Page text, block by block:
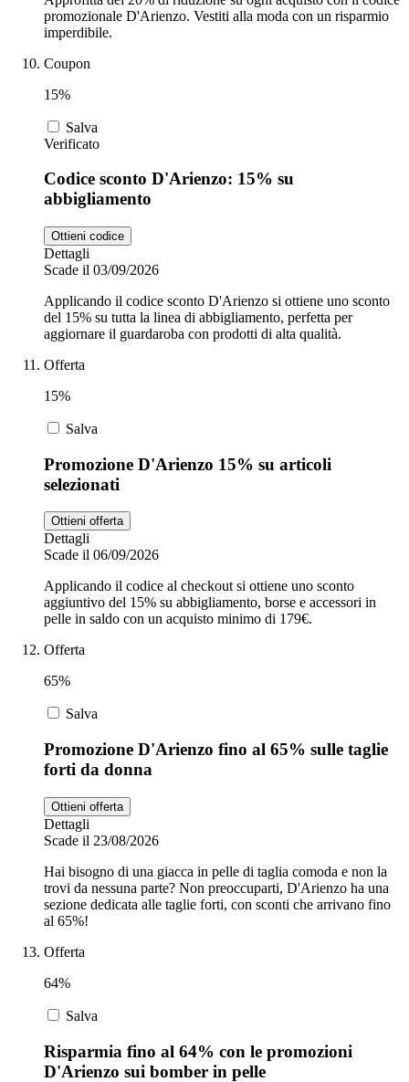
promozionale D'Arienzo. Vestiti alla moda con un risparmio
imperdibile.
Coupon
15%
Salva
Verificato
Codice sconto D'Arienzo: 15% su
abbigliamento
Ottieni codice
Dettagli
Scade il 03/09/2026
Applicando il codice sconto D'Arienzo si ottiene uno sconto
del 15% su tutta la linea di abbigliamento, perfetta per
aggiornare il guardaroba con prodotti di alta qualità.
Offerta
15%
Salva
Promozione D'Arienzo 15% su articoli
selezionati
Ottieni offerta
Dettagli
Scade il 06/09/2026
Applicando il codice al checkout si ottiene uno sconto
aggiuntivo del 15% su abbigliamento, borse e accessori in
pelle in saldo con un acquisto minimo di 179€.
Offerta
65%
Salva
Promozione D'Arienzo fino al 65% sulle taglie
forti da donna
Ottieni offerta
Dettagli
Scade il 23/08/2026
Hai bisogno di una giacca in pelle di taglia comoda e non la
trovi da nessuna parte? Non preoccuparti, D'Arienzo ha una
sezione dedicata alle taglie forti, con sconti che arrivano fino
al 65%!
Offerta
64%
Salva
Risparmia fino al 64% con le promozioni
D'Arienzo sui bomber in pelle